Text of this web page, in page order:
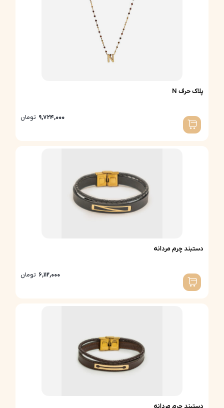
پلاک حرف N
9,724,000 تومان
دستبند چرم مردانه
6,112,000 تومان
دستبند چرم مردانه